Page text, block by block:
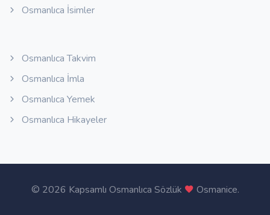
Osmanlıca İsimler
Osmanlıca Takvim
Osmanlıca İmla
Osmanlıca Yemek
Osmanlıca Hikayeler
© 2026 Kapsamlı Osmanlıca Sözlük Osmanice.